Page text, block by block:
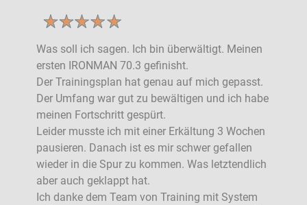
Was soll ich sagen. Ich bin überwältigt. Meinen
ersten IRONMAN 70.3 gefinisht.
Der Trainingsplan hat genau auf mich gepasst.
Der Umfang war gut zu bewältigen und ich habe
meinen Fortschritt gespürt.
Leider musste ich mit einer Erkältung 3 Wochen
pausieren. Danach ist es mir schwer gefallen
wieder in die Spur zu kommen. Was letztendlich
aber auch geklappt hat.
Ich danke dem Team von Training mit System